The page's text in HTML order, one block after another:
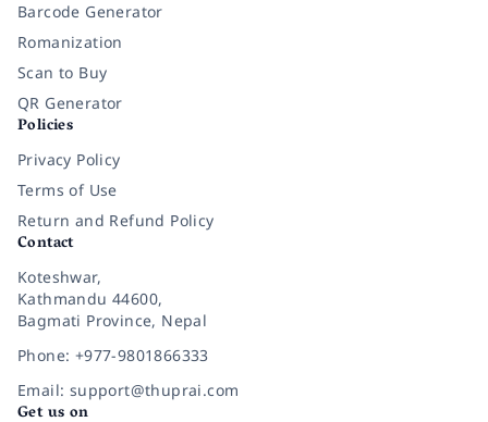
Barcode Generator
Romanization
Scan to Buy
QR Generator
Policies
Privacy Policy
Terms of Use
Return and Refund Policy
Contact
Koteshwar,
Kathmandu 44600,
Bagmati Province, Nepal
Phone: +977-9801866333
Email: support@thuprai.com
Get us on